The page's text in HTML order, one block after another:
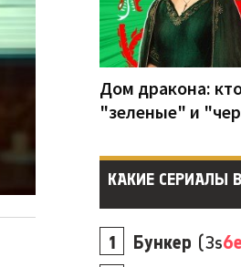
Дом дракона:
"зеленые" и
КАКИЕ СЕРИАЛЫ
Бункер (3s6e